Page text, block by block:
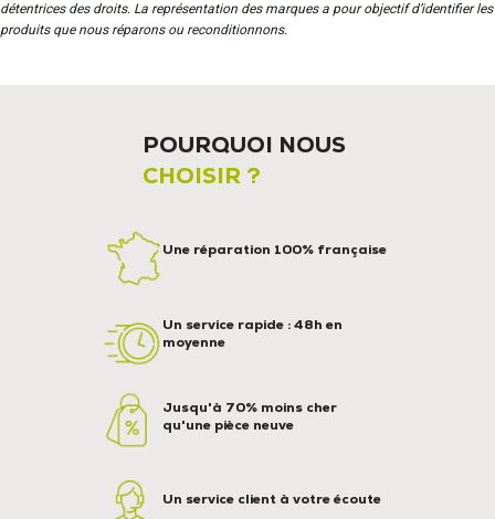
détentrices des droits. La représentation des marques a pour objectif d’identifier les
produits que nous réparons ou reconditionnons.
POURQUOI NOUS
CHOISIR ?
Une réparation 100% française
Un service rapide : 48h en
moyenne
Jusqu'à 70% moins cher
qu'une pièce neuve
Un service client à votre écoute